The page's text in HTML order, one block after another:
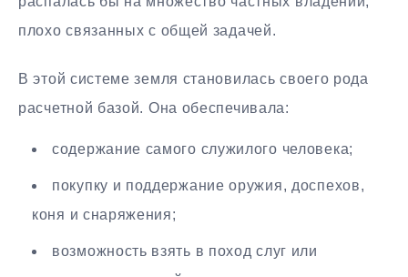
плохо связанных с общей задачей.
В этой системе земля становилась своего рода
расчетной базой. Она обеспечивала:
содержание самого служилого человека;
покупку и поддержание оружия, доспехов,
коня и снаряжения;
возможность взять в поход слуг или